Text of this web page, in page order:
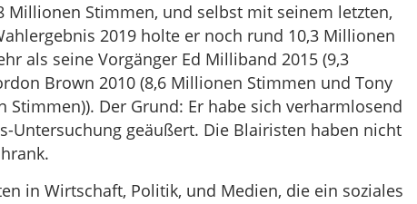
Millionen Stimmen, und selbst mit seinem letzten,
2019 holte er noch rund 10,3 Millionen
als seine Vorgänger Ed Milliband 2015 (9,3
Brown 2010 (8,6 Millionen Stimmen und Tony
Stimmen)). Der Grund: Er habe sich verharmlosend
Untersuchung geäußert. Die Blairisten haben nicht
in Wirtschaft, Politik, und Medien, die ein soziales